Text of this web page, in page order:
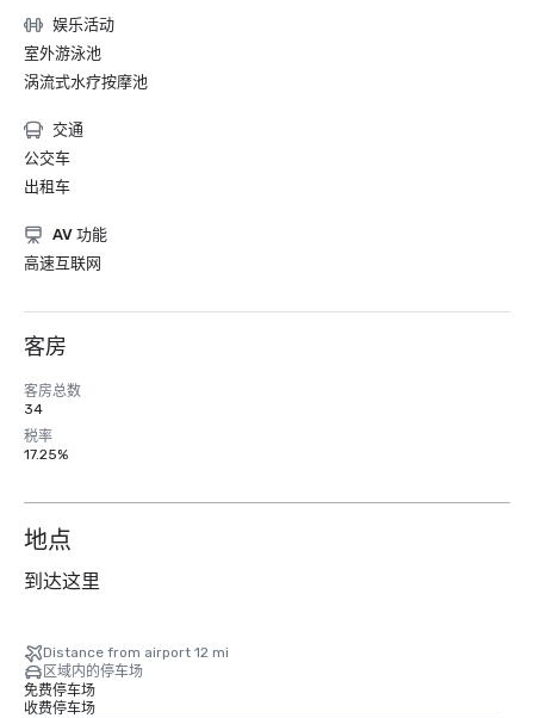
娱乐活动
室外游泳池
涡流式水疗按摩池
交通
公交车
出租车
AV 功能
高速互联网
客房
客房总数
34
税率
17.25%
地点
到达这里
Distance from airport 12 mi
区域内的停车场
免费停车场
收费停车场